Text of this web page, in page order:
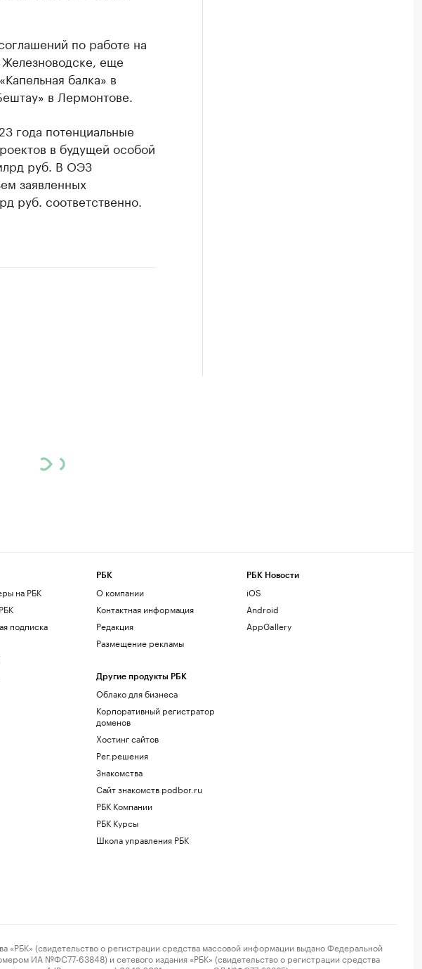
по работе на
Железноводске, еще
балка» в
в Лермонтове.
года потенциальные
в будущей особой
руб. В ОЭЗ
заявленных
руб. соответственно.
на РБК
подписка
РБК
О компании
Контактная информация
Редакция
Размещение рекламы
Другие продукты РБК
Облако для бизнеса
Корпоративный регистратор
доменов
Хостинг сайтов
Рег.решения
Знакомства
Сайт знакомств podbor.ru
РБК Компании
РБК Курсы
Школа управления РБК
РБК Новости
iOS
Android
AppGallery
(свидетельство о регистрации средства массовой информации выдано Федеральной
ИА №ФС77-63848) и сетевого издания «РБК» (свидетельство о регистрации средства